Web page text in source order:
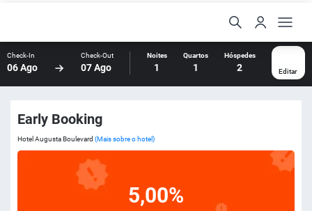
Check-In
06 Ago
Check-Out
07 Ago
Noites
1
Quartos
1
Hóspedes
2 Editar
Early Booking
Hotel Augusta Boulevard (Mais sobre o hotel)
5,00%